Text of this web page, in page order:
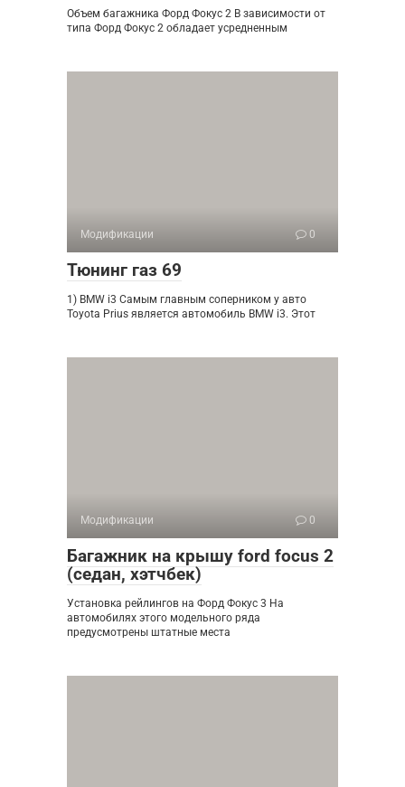
Объем багажника Форд Фокус 2 В зависимости от
типа Форд Фокус 2 обладает усредненным
Модификации 0
Тюнинг газ 69
1) BMW i3 Самым главным соперником у авто
Toyota Prius является автомобиль BMW i3. Этот
Модификации 0
Багажник на крышу ford focus 2
(седан, хэтчбек)
Установка рейлингов на Форд Фокус 3 На
автомобилях этого модельного ряда
предусмотрены штатные места